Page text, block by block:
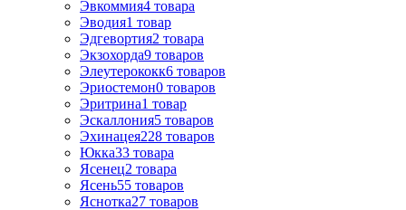
Эвкоммия4 товара
Эводия1 товар
Эдгевортия2 товара
Экзохорда9 товаров
Элеутерококк6 товаров
Эриостемон0 товаров
Эритрина1 товар
Эскаллония5 товаров
Эхинацея228 товаров
Юкка33 товара
Ясенец2 товара
Ясень55 товаров
Яснотка27 товаров